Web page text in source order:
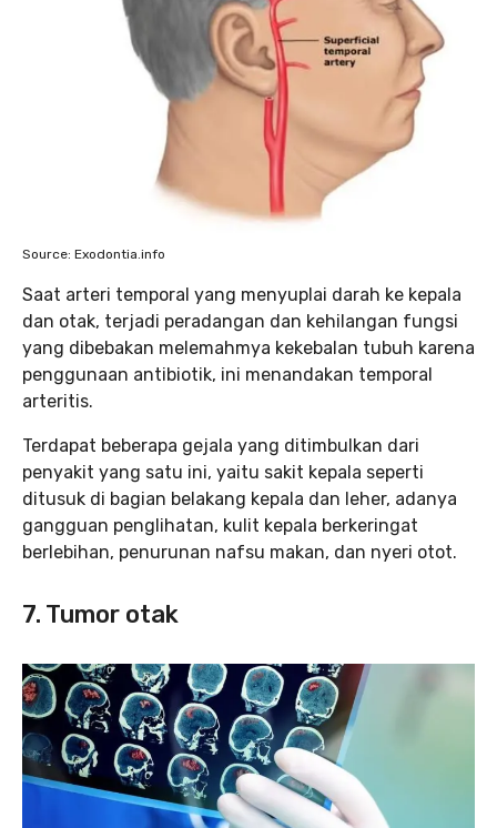
Source: Exodontia.info
Saat arteri temporal yang menyuplai darah ke kepala
dan otak, terjadi peradangan dan kehilangan fungsi
yang dibebakan melemahmya kekebalan tubuh karena
penggunaan antibiotik, ini menandakan temporal
arteritis.
Terdapat beberapa gejala yang ditimbulkan dari
penyakit yang satu ini, yaitu sakit kepala seperti
ditusuk di bagian belakang kepala dan leher, adanya
gangguan penglihatan, kulit kepala berkeringat
berlebihan, penurunan nafsu makan, dan nyeri otot.
7. Tumor otak